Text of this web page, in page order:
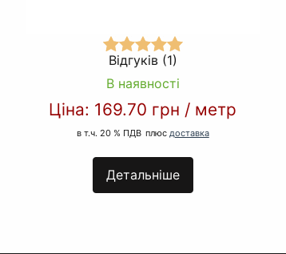
Відгуків (1)
В наявності
Ціна: 169.70 грн / метр
в т.ч. 20 % ПДВ плюс доставка
Детальніше